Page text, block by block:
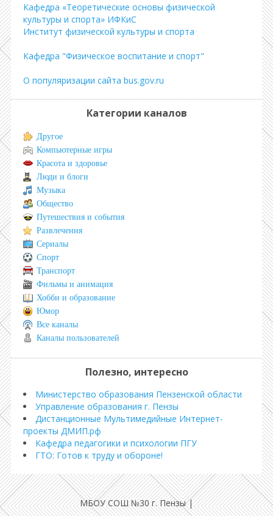
Кафедра «Теоретические основы физической
культуры и спорта» ИФКиС
Институт физической культуры и спорта
Кафедра "Физическое воспитание и спорт"
О популяризации сайта bus.gov.ru
Категории каналов
Другое
Компьютерные игры
Красота и здоровье
Люди и блоги
Музыка
Общество
Путешествия и события
Развлечения
Сериалы
Спорт
Транспорт
Фильмы и анимация
Хобби и образование
Юмор
Все каналы
Каналы пользователей
Полезно, интересно
Министерство образования Пензенской области
Управление образования г. Пензы
Дистанционные Мультимедийные Интернет-
проекты ДМИП.рф
Кафедра педагогики и психологии ПГУ
ГТО: Готов к труду и обороне!
МБОУ СОШ №30 г. Пензы|